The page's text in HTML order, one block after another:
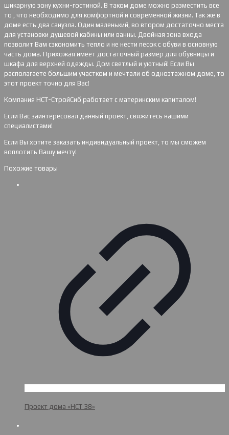
шикарную зону кухни-гостиной. В таком доме можно разместить все
то , что необходимо для комфортной и современной жизни. Так же в
доме есть два санузла. Один маленький, во втором достаточно места
для установки душевой кабины или ванны. Двойная зона входа
позволит Вам сэкономить тепло и не нести песок с обуви в основную
часть дома. Прихожая имеет достаточный размер для обувницы и
шкафа для верхней одежды. Дом светлый и уютный! Если Вы
располагаете большим участком и мечтали об одноэтажном доме, то
этот проект точно для Вас!
Компания НСТ-СтройСиб работает с материнским капиталом!
Если Вас заинтересовал данный проект, свяжитесь нашими
специалистами!
Если Вы хотите заказать индивидуальный проект, то мы сможем
воплотить Вашу мечту!
Похожие товары
Проект дома «НСТ 38»